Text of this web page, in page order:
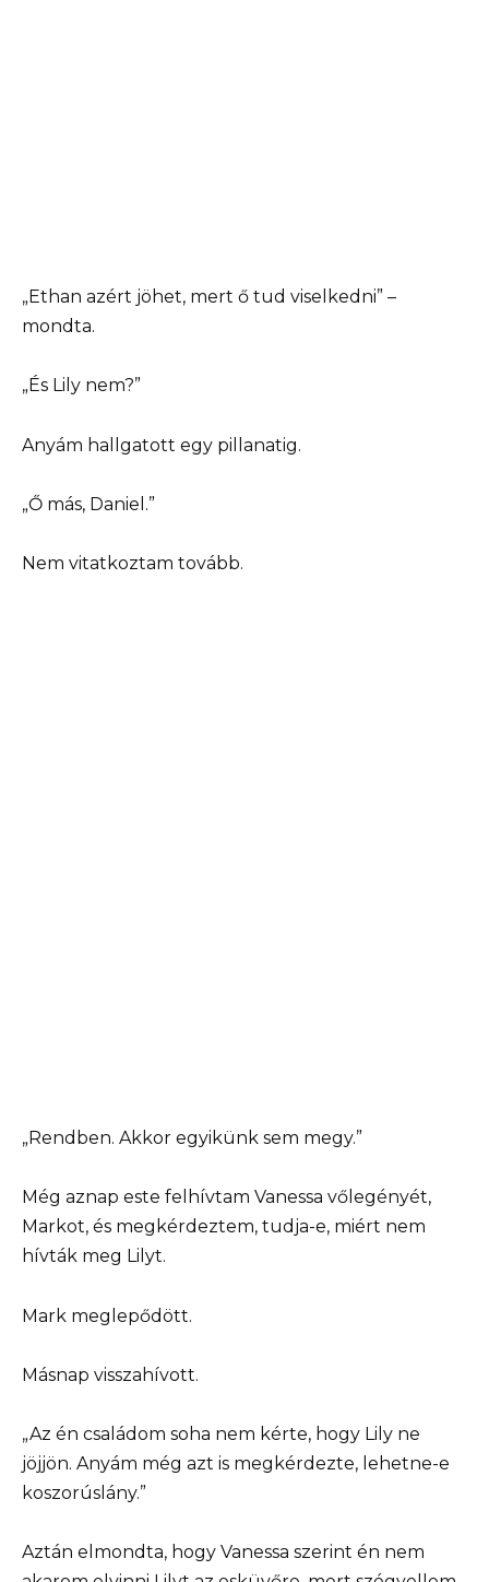
„Ethan azért jöhet, mert ő tud viselkedni” –
mondta.
„És Lily nem?”
Anyám hallgatott egy pillanatig.
„Ő más, Daniel.”
Nem vitatkoztam tovább.
„Rendben. Akkor egyikünk sem megy.”
Még aznap este felhívtam Vanessa vőlegényét,
Markot, és megkérdeztem, tudja-e, miért nem
hívták meg Lilyt.
Mark meglepődött.
Másnap visszahívott.
„Az én családom soha nem kérte, hogy Lily ne
jöjjön. Anyám még azt is megkérdezte, lehetne-e
koszorúslány.”
Aztán elmondta, hogy Vanessa szerint én nem